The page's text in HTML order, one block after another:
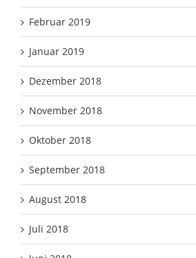
Februar 2019
Januar 2019
Dezember 2018
November 2018
Oktober 2018
September 2018
August 2018
Juli 2018